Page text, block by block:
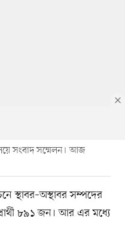
সংবাদ সম্মেলন। আজ
স্থাবর–অস্থাবর সম্পদের
৮৯১ জন। আর এর মধ্যে